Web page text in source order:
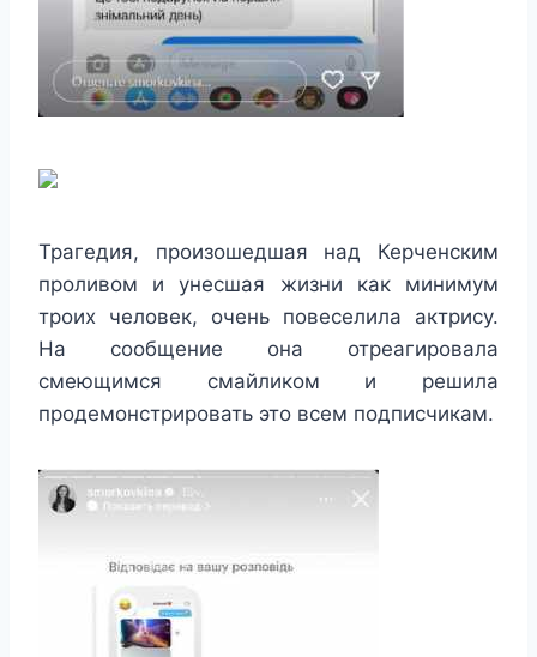
Трагедия, произошедшая над Керченским
проливом и унесшая жизни как минимум
троих человек, очень повеселила актрису.
На сообщение она отреагировала
смеющимся смайликом и решила
продемонстрировать это всем подписчикам.